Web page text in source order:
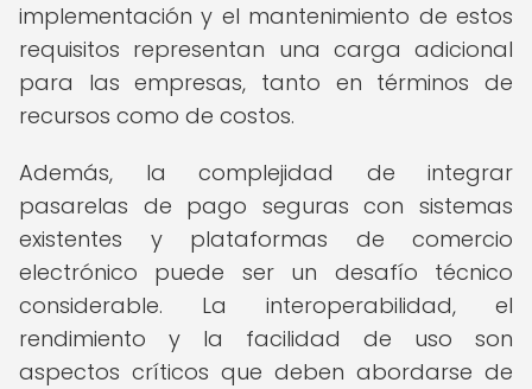
implementación y el mantenimiento de estos
requisitos representan una carga adicional
para las empresas, tanto en términos de
recursos como de costos.
Además, la complejidad de integrar
pasarelas de pago seguras con sistemas
existentes y plataformas de comercio
electrónico puede ser un desafío técnico
considerable. La interoperabilidad, el
rendimiento y la facilidad de uso son
aspectos críticos que deben abordarse de